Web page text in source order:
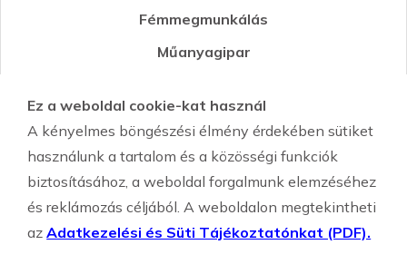
Ez a weboldal cookie-kat használ
A kényelmes böngészési élmény érdekében sütiket
használunk a tartalom és a közösségi funkciók
biztosításához, a weboldal forgalmunk elemzéséhez
és reklámozás céljából. A weboldalon megtekintheti
azAdatkezelési és Süti Tájékoztatónkat (PDF).
Fémmegmunkálás
Műanyagipar
Szemcseszórás-Shot Peening